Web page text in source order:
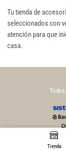
Tu tienda de
seleccionados con
atención para que
casa.
Tienda